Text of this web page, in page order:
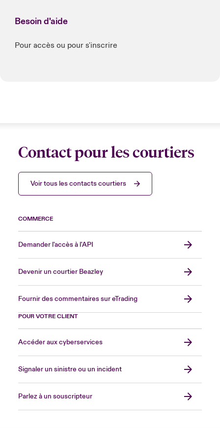
Besoin d'aide
Pour accès ou pour s'inscrire
Contact pour les courtiers
Voir tous les contacts courtiers
COMMERCE
Demander l'accès à l'API
Devenir un courtier Beazley
Fournir des commentaires sur eTrading
POUR VOTRE CLIENT
Accéder aux cyberservices
Signaler un sinistre ou un incident
Parlez à un souscripteur